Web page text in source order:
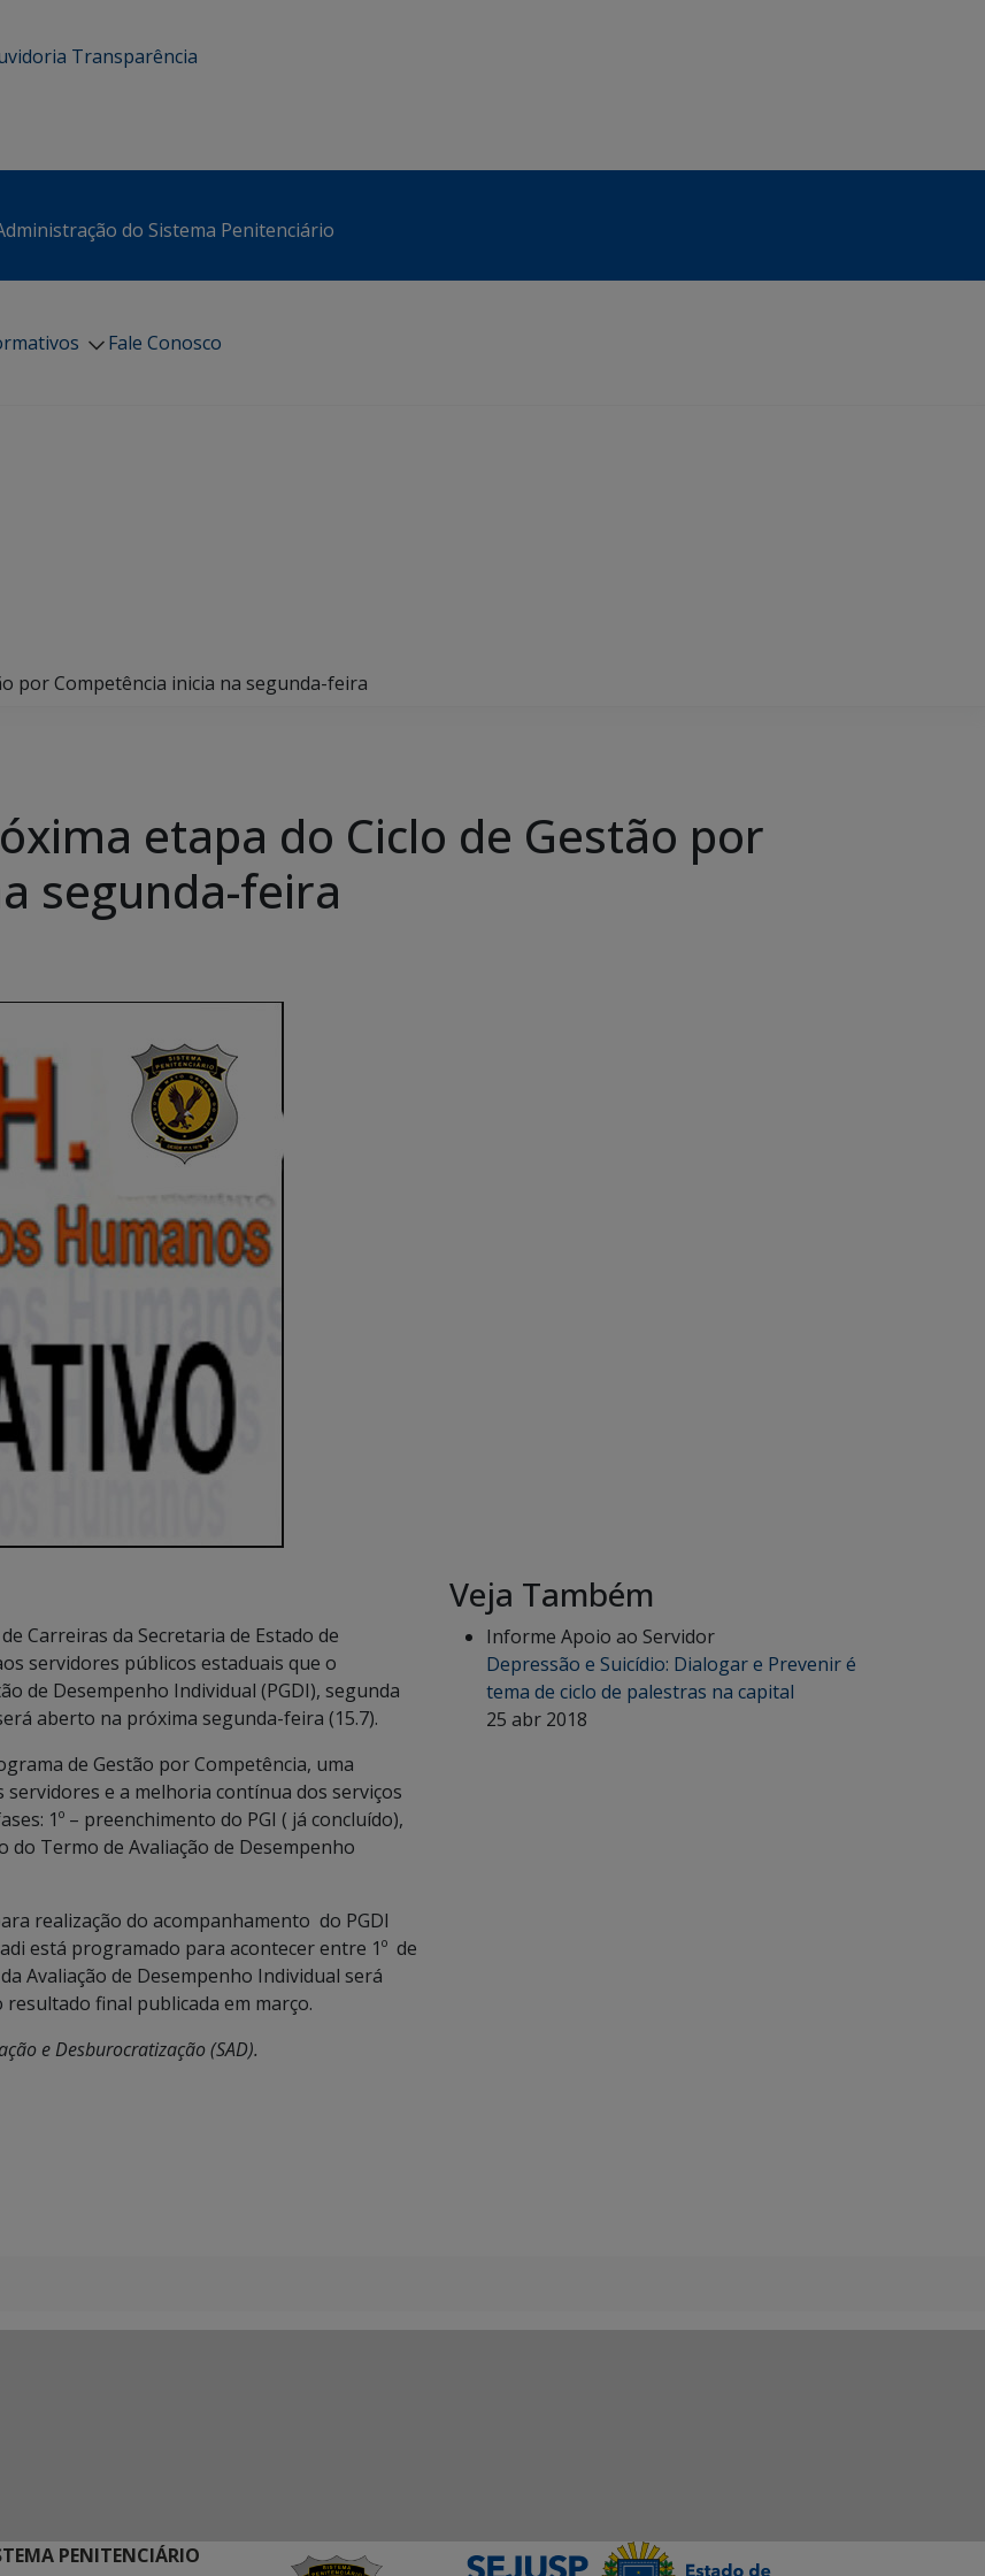
Transparência
do Sistema Penitenciário
Fale Conosco
por Competência inicia na segunda-feira
etapa do Ciclo de Gestão por
segunda-feira
Carreiras da Secretaria de Estado de
servidores públicos estaduais que o
de Desempenho Individual (PGDI), segunda
aberto na próxima segunda-feira (15.7).
de Gestão por Competência, uma
e a melhoria contínua dos serviços
1º – preenchimento do PGI ( já concluído),
do Termo de Avaliação de Desempenho
realização do acompanhamento do PGDI
está programado para acontecer entre 1º de
Avaliação de Desempenho Individual será
final publicada em março.
e Desburocratização (SAD).
Veja Também
Informe Apoio ao Servidor
Depressão e Suicídio: Dialogar e Prevenir é
tema de ciclo de palestras na capital
25 abr 2018
PENITENCIÁRIO